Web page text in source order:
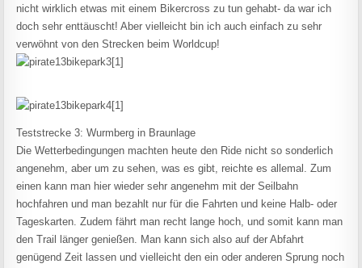
nicht wirklich etwas mit einem Bikercross zu tun gehabt- da war ich
doch sehr enttäuscht! Aber vielleicht bin ich auch einfach zu sehr
verwöhnt von den Strecken beim Worldcup!
Teststrecke 3: Wurmberg in Braunlage
Die Wetterbedingungen machten heute den Ride nicht so sonderlich
angenehm, aber um zu sehen, was es gibt, reichte es allemal. Zum
einen kann man hier wieder sehr angenehm mit der Seilbahn
hochfahren und man bezahlt nur für die Fahrten und keine Halb- oder
Tageskarten. Zudem fährt man recht lange hoch, und somit kann man
den Trail länger genießen. Man kann sich also auf der Abfahrt
genügend Zeit lassen und vielleicht den ein oder anderen Sprung noch